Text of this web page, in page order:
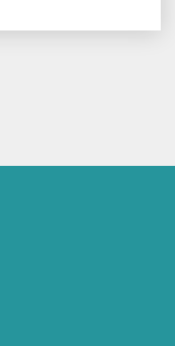
esperto di